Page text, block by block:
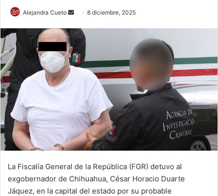
Alejandra Cueto
Send
email
8 diciembre, 2025
La Fiscalía General de la República (FGR) detuvo al
exgobernador de Chihuahua, César Horacio Duarte
Jáquez, en la capital del estado por su probable